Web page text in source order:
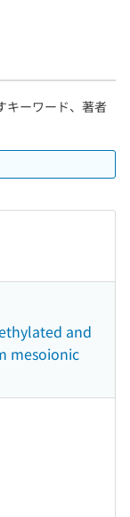
キーワード、著者
and
mesoionic